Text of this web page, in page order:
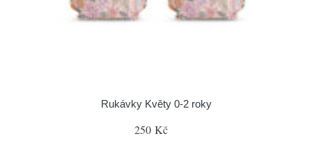
Rukávky Květy 0-2 roky
250 Kč